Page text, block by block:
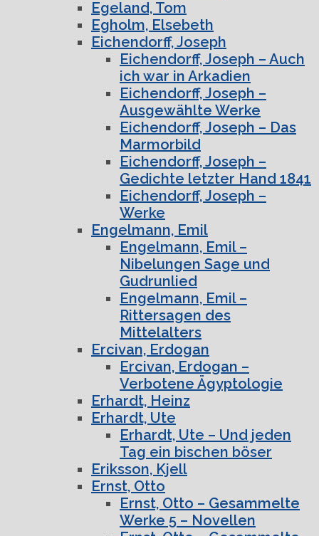
Egeland, Tom
Egholm, Elsebeth
Eichendorff, Joseph
Eichendorff, Joseph – Auch
ich war in Arkadien
Eichendorff, Joseph –
Ausgewählte Werke
Eichendorff, Joseph – Das
Marmorbild
Eichendorff, Joseph –
Gedichte letzter Hand 1841
Eichendorff, Joseph –
Werke
Engelmann, Emil
Engelmann, Emil –
Nibelungen Sage und
Gudrunlied
Engelmann, Emil –
Rittersagen des
Mittelalters
Ercivan, Erdogan
Ercivan, Erdogan –
Verbotene Ägyptologie
Erhardt, Heinz
Erhardt, Ute
Erhardt, Ute – Und jeden
Tag ein bischen böser
Eriksson, Kjell
Ernst, Otto
Ernst, Otto – Gesammelte
Werke 5 – Novellen